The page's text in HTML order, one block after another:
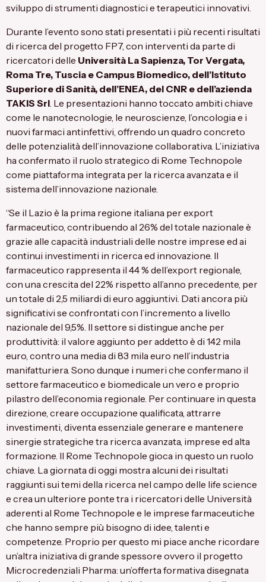
sviluppo di strumenti diagnostici e terapeutici innovativi.
Durante l’evento sono stati presentati i più recenti risultati
di ricerca del progetto FP7, con interventi da parte di
ricercatori delle Università La Sapienza, Tor Vergata,
Roma Tre, Tuscia e Campus Biomedico, dell’Istituto
Superiore di Sanità, dell’ENEA, del CNR e dell’azienda
TAKIS Srl. Le presentazioni hanno toccato ambiti chiave
come le nanotecnologie, le neuroscienze, l’oncologia e i
nuovi farmaci antinfettivi, offrendo un quadro concreto
delle potenzialità dell’innovazione collaborativa. L’iniziativa
ha confermato il ruolo strategico di Rome Technopole
come piattaforma integrata per la ricerca avanzata e il
sistema dell’innovazione nazionale.
“Se il Lazio è la prima regione italiana per export
farmaceutico, contribuendo al 26% del totale nazionale è
grazie alle capacità industriali delle nostre imprese ed ai
continui investimenti in ricerca ed innovazione. Il
farmaceutico rappresenta il 44 % dell’export regionale,
con una crescita del 22% rispetto all’anno precedente, per
un totale di 2,5 miliardi di euro aggiuntivi. Dati ancora più
significativi se confrontati con l’incremento a livello
nazionale del 9,5%. Il settore si distingue anche per
produttività: il valore aggiunto per addetto è di 142 mila
euro, contro una media di 83 mila euro nell’industria
manifatturiera. Sono dunque i numeri che confermano il
settore farmaceutico e biomedicale un vero e proprio
pilastro dell’economia regionale. Per continuare in questa
direzione, creare occupazione qualificata, attrarre
investimenti, diventa essenziale generare e mantenere
sinergie strategiche tra ricerca avanzata, imprese ed alta
formazione. Il Rome Technopole gioca in questo un ruolo
chiave. La giornata di oggi mostra alcuni dei risultati
raggiunti sui temi della ricerca nel campo delle life science
e crea un ulteriore ponte tra i ricercatori delle Università
aderenti al Rome Technopole e le imprese farmaceutiche
che hanno sempre più bisogno di idee, talenti e
competenze. Proprio per questo mi piace anche ricordare
un’altra iniziativa di grande spessore ovvero il progetto
Microcredenziali Pharma: un’offerta formativa disegnata